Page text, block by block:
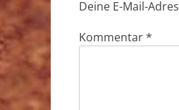
Deine E-Mail-
Kommentar*